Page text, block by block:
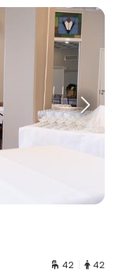
42 42